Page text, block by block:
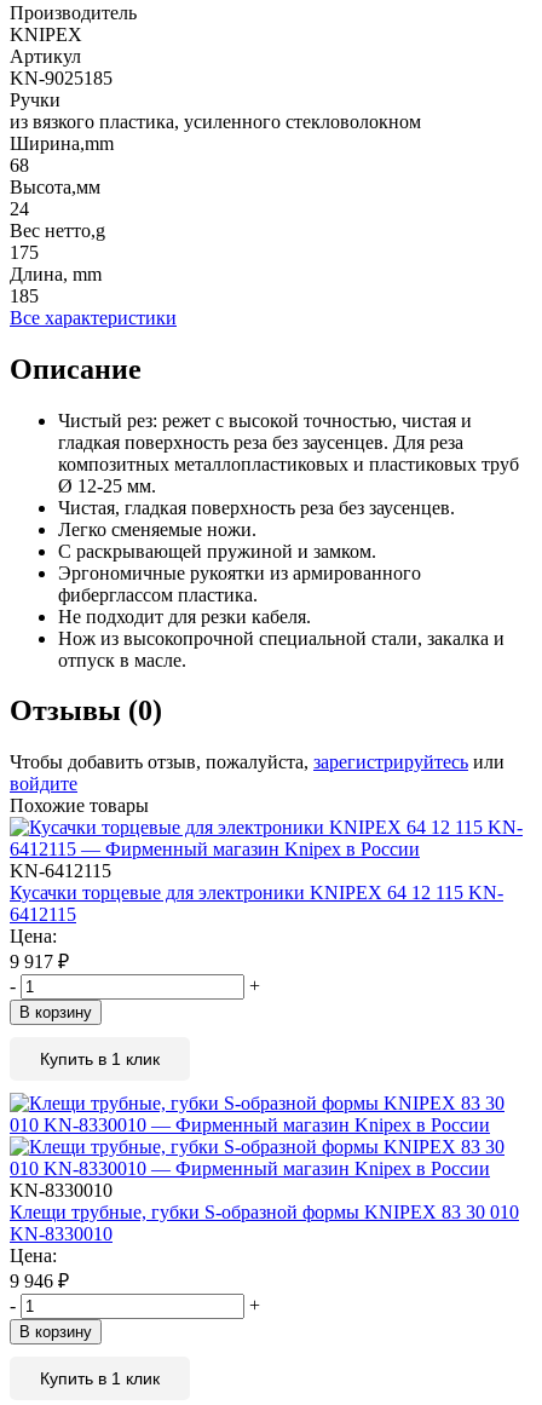
Производитель
KNIPEX
Артикул
KN-9025185
Ручки
из вязкого пластика, усиленного стекловолокном
Ширина,mm
68
Высота,мм
24
Вес нетто,g
175
Длина, mm
185
Все характеристики
Описание
Чистый рез: режет с высокой точностью, чистая и
гладкая поверхность реза без заусенцев. Для реза
композитных металлопластиковых и пластиковых труб
Ø 12-25 мм.
Чистая, гладкая поверхность реза без заусенцев.
Легко сменяемые ножи.
С раскрывающей пружиной и замком.
Эргономичные рукоятки из армированного
фиберглассом пластика.
Не подходит для резки кабеля.
Нож из высокопрочной специальной стали, закалка и
отпуск в масле.
Отзывы (0)
Чтобы добавить отзыв, пожалуйста, зарегистрируйтесь или
войдите
Похожие товары
KN-6412115
Кусачки торцевые для электроники KNIPEX 64 12 115 KN-
6412115
Цена:
9 917 ₽
-
+
В корзину
Купить в 1 клик
KN-8330010
Клещи трубные, губки S-образной формы KNIPEX 83 30 010
KN-8330010
Цена:
9 946 ₽
-
+
В корзину
Купить в 1 клик